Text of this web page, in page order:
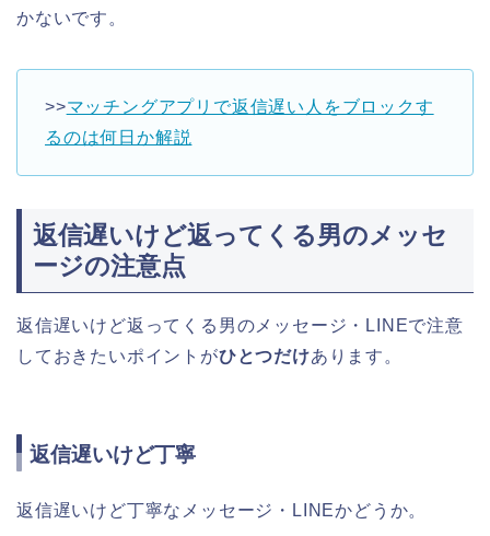
かないです。
>>マッチングアプリで返信遅い人をブロックす
るのは何日か解説
返信遅いけど返ってくる男のメッセ
ージの注意点
返信遅いけど返ってくる男のメッセージ・LINEで注意
しておきたいポイントがひとつだけあります。
返信遅いけど丁寧
返信遅いけど丁寧なメッセージ・LINEかどうか。